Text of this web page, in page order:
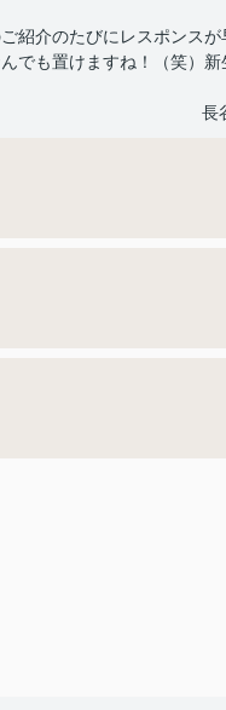
紹介のたびにレスポンスが
でも置けますね！（笑）新
長